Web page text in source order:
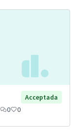
Acceptada
0 0